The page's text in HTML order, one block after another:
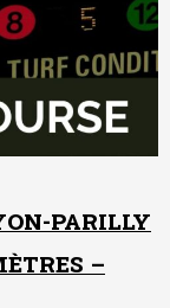
PARILLY
–